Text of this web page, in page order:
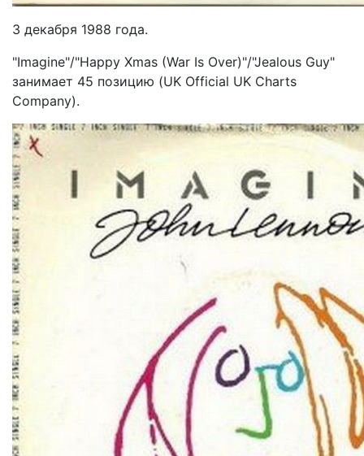
3 декабря 1988 года.
"Imagine"/"Happy Xmas (War Is Over)"/"Jealous Guy"
занимает 45 позицию (UK Official UK Charts
Company).